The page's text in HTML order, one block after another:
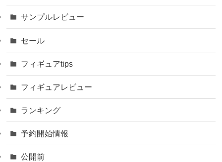
サンプルレビュー
セール
フィギュアtips
フィギュアレビュー
ランキング
予約開始情報
公開前